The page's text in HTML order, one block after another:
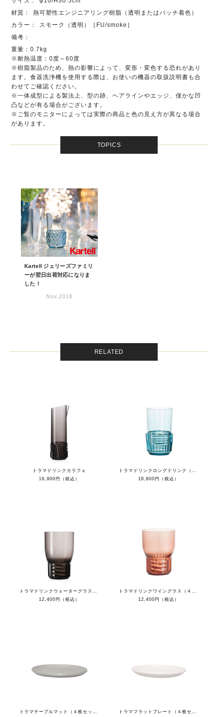
材質：
熱可塑性エンジニアリング樹脂（透明またはバッチ着色）
カラー：
スモーク（透明）［FU/smoke］
備考：
重量：0.7kg
※耐熱温度：0度～60度
※樹脂製品のため、熱の影響によって、変形・変色する恐れがあり
ます。食器洗浄機を使用する際は、お使いの機器の取扱説明書も合
わせてご確認ください。
※一体成型による製法上、型の跡、ヘアラインやエッジ、僅かな凹
凸などが有る場合がございます。
※ご覧のモニターによっては実際の商品と色の見え方が異なる場合
があります。
TOPICS
Kartell ジェリーズファミリ
ーが翌日出荷対応になりま
した！
Nov,2018
RELATED
トラマドリンクカラフェ
16,900円（税込）
トラマドリンクロングドリンク（４個セット）
18,800円（税込）
トラマドリンクウォーターグラス（４個セット）
12,400円（税込）
トラマドリンクワイングラス（４個セット）
12,400円（税込）
トラマテーブルマット（４枚セット）
トラマフラットプレート（４枚セット）